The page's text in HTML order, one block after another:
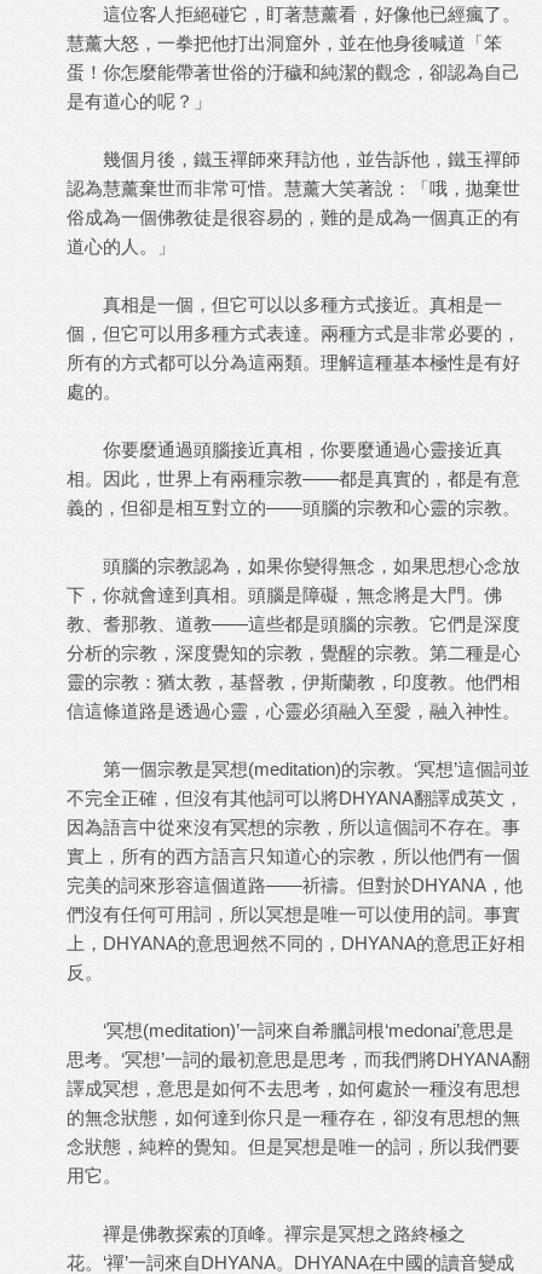
這位客人拒絕碰它，盯著慧薰看，好像他已經瘋了。
慧薰大怒，一拳把他打出洞窟外，並在他身後喊道「笨
蛋！你怎麼能帶著世俗的汙穢和純潔的觀念，卻認為自己
是有道心的呢？」
幾個月後，鐵玉禪師來拜訪他，並告訴他，鐵玉禪師
認為慧薰棄世而非常可惜。慧薰大笑著說：「哦，拋棄世
俗成為一個佛教徒是很容易的，難的是成為一個真正的有
道心的人。」
真相是一個，但它可以以多種方式接近。真相是一
個，但它可以用多種方式表達。兩種方式是非常必要的，
所有的方式都可以分為這兩類。理解這種基本極性是有好
處的。
你要麼通過頭腦接近真相，你要麼通過心靈接近真
相。因此，世界上有兩種宗教——都是真實的，都是有意
義的，但卻是相互對立的——頭腦的宗教和心靈的宗教。
頭腦的宗教認為，如果你變得無念，如果思想心念放
下，你就會達到真相。頭腦是障礙，無念將是大門。佛
教、耆那教、道教——這些都是頭腦的宗教。它們是深度
分析的宗教，深度覺知的宗教，覺醒的宗教。第二種是心
靈的宗教：猶太教，基督教，伊斯蘭教，印度教。他們相
信這條道路是透過心靈，心靈必須融入至愛，融入神性。
第一個宗教是冥想(meditation)的宗教。‘冥想’這個詞並
不完全正確，但沒有其他詞可以將DHYANA翻譯成英文，
因為語言中從來沒有冥想的宗教，所以這個詞不存在。事
實上，所有的西方語言只知道心的宗教，所以他們有一個
完美的詞來形容這個道路——祈禱。但對於DHYANA，他
們沒有任何可用詞，所以冥想是唯一可以使用的詞。事實
上，DHYANA的意思迥然不同的，DHYANA的意思正好相
反。
‘冥想(meditation)’一詞來自希臘詞根‘medonai’意思是
思考。‘冥想’一詞的最初意思是思考，而我們將DHYANA翻
譯成冥想，意思是如何不去思考，如何處於一種沒有思想
的無念狀態，如何達到你只是一種存在，卻沒有思想的無
念狀態，純粹的覺知。但是冥想是唯一的詞，所以我們要
用它。
禪是佛教探索的頂峰。禪宗是冥想之路終極之
花。‘禪’一詞來自DHYANA。DHYANA在中國的讀音變成